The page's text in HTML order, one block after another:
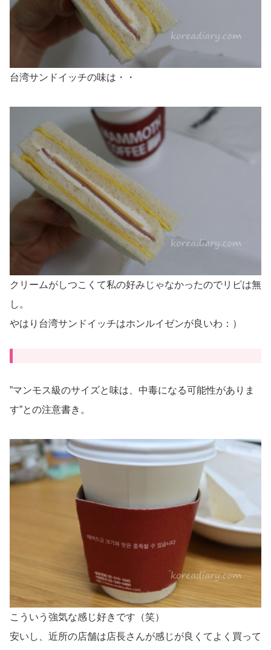
台湾サンドイッチの味は・・
クリームがしつこくて私の好みじゃなかったのでリピは無
し。
やはり台湾サンドイッチはホンルイゼンが良いわ：）
”マンモス級のサイズと味は、中毒になる可能性がありま
す”との注意書き。
こういう強気な感じ好きです（笑）
安いし、近所の店舗は店長さんが感じが良くてよく買って